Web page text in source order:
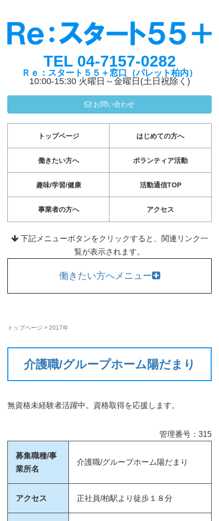
TEL 04-7157-0282
Ｒｅ：スタート５５＋窓口（パレット柏内）
10:00-15:30 火曜日～金曜日(土日祝除く)
お問い合わせ
トップページ はじめての方へ
働きたい方へ ボランティア活動
趣味/学習/健康 活動通信TOP
事業者の方へ アクセス
下記メニューボタンをクリックすると、関連リンク一
覧が表示されます。
働きたい方へメニュー
トップページ > 2017年
介護職/グループホーム陽だまり
無資格未経験者活躍中。資格取得を応援します。
管理番号：315
募集職種/事
業所名
介護職/グループホーム陽だまり
アクセス 正社員/柏駅より徒歩１８分